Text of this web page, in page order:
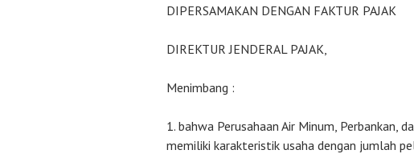
DIPERSAMAKAN DENGAN FAKTUR PAJAK
DIREKTUR JENDERAL PAJAK,
Menimbang :
bahwa Perusahaan Air Minum, Perbankan,
memiliki karakteristik usaha dengan jumlah